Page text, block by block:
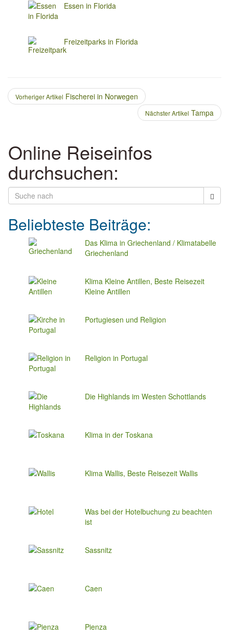
Essen in Florida
Freizeitparks in Florida
Vorheriger Artikel Fischerei in Norwegen
Nächster Artikel Tampa
Online Reiseinfos
durchsuchen:
Beliebteste Beiträge:
Das Klima in Griechenland / Klimatabelle
Griechenland
Klima Kleine Antillen, Beste Reisezeit
Kleine Antillen
Portugiesen und Religion
Religion in Portugal
Die Highlands im Westen Schottlands
Klima in der Toskana
Klima Wallis, Beste Reisezeit Wallis
Was bei der Hotelbuchung zu beachten
ist
Sassnitz
Caen
Pienza